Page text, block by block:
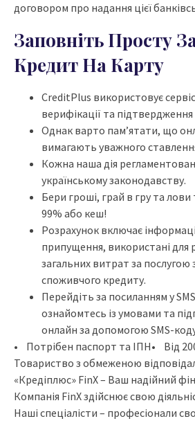
договором про надання цієї
Заповніть Просту
Кредит На Карту
CreditPlus використовує
верифікації та підтвердження
Однак варто пам’ятати, що
вимагають уважного
Кожна наша дія
українському законодавству.
Бери гроші, грай в гру та лови
99% або кеш!
Розрахунок включає
припущення, використані для
загальних витрат за послугою
споживчого кредиту.
Перейдіть за посиланням у
ознайомтесь із умовами та
онлайн за допомогою SMS-
• Потрібен паспорт та ІПН• Від
Товариство з обмеженою
«Кредіплюс» FinX – Ваш надійний
Компанія FinX здійснює свою
Наші спеціалісти – професіонали